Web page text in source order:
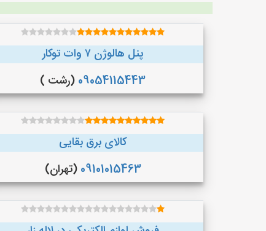
پنل هالوژن ۷ وات توکار
09054115443 (رشت )
کالای برق بقایی
09101015463 (تهران)